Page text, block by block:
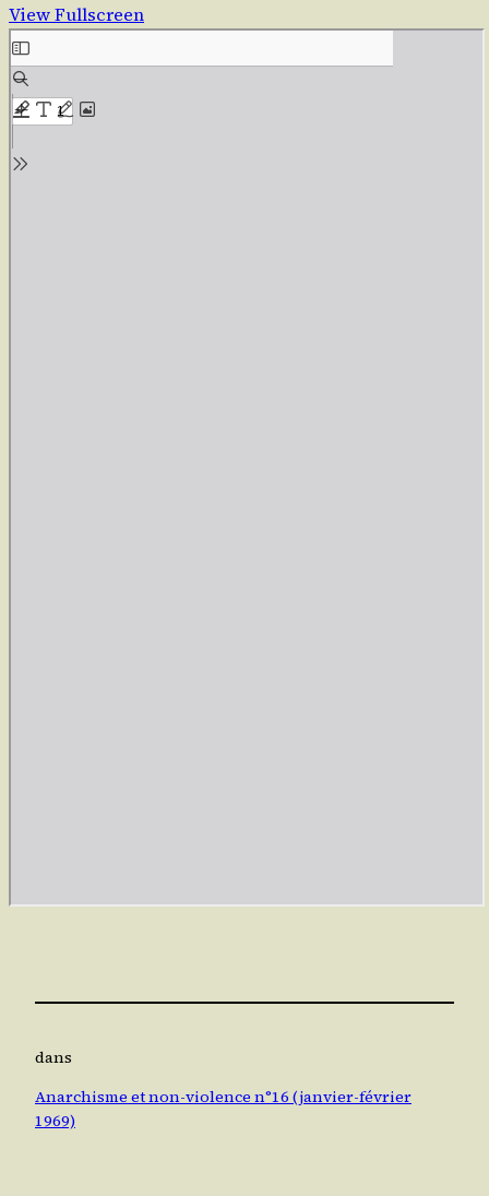
View Fullscreen
dans
Anarchisme et non-violence n°16 (janvier-février
1969)